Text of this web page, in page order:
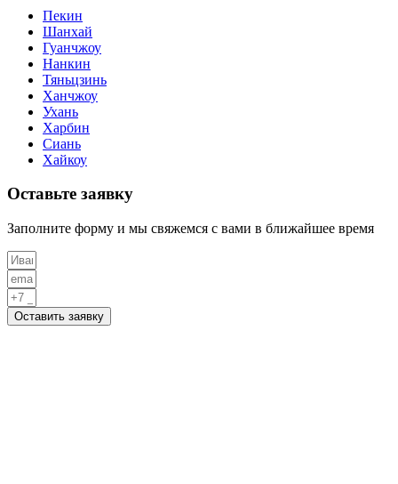
Пекин
Шанхай
Гуанчжоу
Нанкин
Тяньцзинь
Ханчжоу
Ухань
Харбин
Сиань
Хайкоу
Оставьте заявку
Заполните форму и мы свяжемся с вами в ближайшее время
Оставить заявку